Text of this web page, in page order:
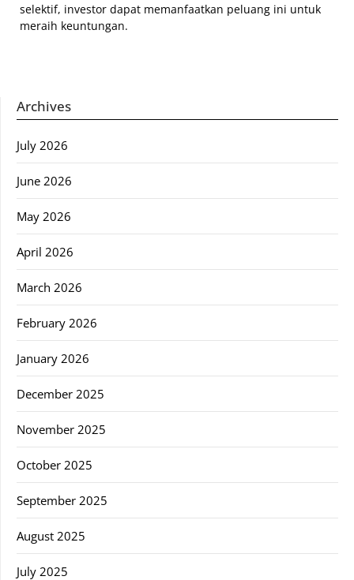
selektif, investor dapat memanfaatkan peluang ini untuk
meraih keuntungan.
Archives
July 2026
June 2026
May 2026
April 2026
March 2026
February 2026
January 2026
December 2025
November 2025
October 2025
September 2025
August 2025
July 2025